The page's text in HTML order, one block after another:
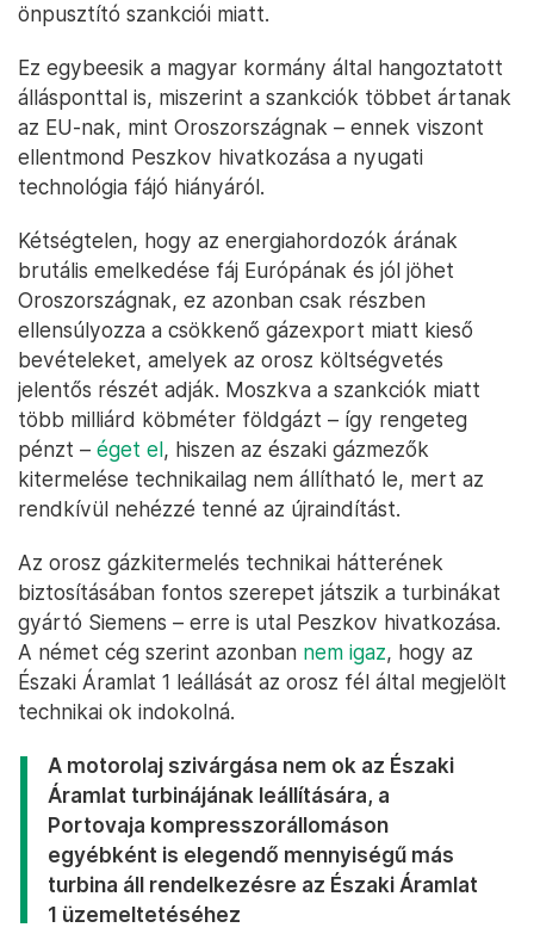
önpusztító szankciói miatt.
Ez egybeesik a magyar kormány által hangoztatott
állásponttal is, miszerint a szankciók többet ártanak
az EU-nak, mint Oroszországnak – ennek viszont
ellentmond Peszkov hivatkozása a nyugati
technológia fájó hiányáról.
Kétségtelen, hogy az energiahordozók árának
brutális emelkedése fáj Európának és jól jöhet
Oroszországnak, ez azonban csak részben
ellensúlyozza a csökkenő gázexport miatt kieső
bevételeket, amelyek az orosz költségvetés
jelentős részét adják. Moszkva a szankciók miatt
több milliárd köbméter földgázt – így rengeteg
pénzt – éget el, hiszen az északi gázmezők
kitermelése technikailag nem állítható le, mert az
rendkívül nehézzé tenné az újraindítást.
Az orosz gázkitermelés technikai hátterének
biztosításában fontos szerepet játszik a turbinákat
gyártó Siemens – erre is utal Peszkov hivatkozása.
A német cég szerint azonban nem igaz, hogy az
Északi Áramlat 1 leállását az orosz fél által megjelölt
technikai ok indokolná.
A motorolaj szivárgása nem ok az Északi
Áramlat turbinájának leállítására, a
Portovaja kompresszorállomáson
egyébként is elegendő mennyiségű más
turbina áll rendelkezésre az Északi Áramlat
1 üzemeltetéséhez